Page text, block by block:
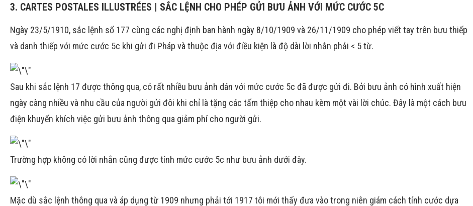
3. CARTES POSTALES ILLUSTRÉES | SẮC LỆNH CHO PHÉP GỬI BƯU ẢNH VỚI MỨC CƯỚC 5C
Ngày 23/5/1910, sắc lệnh số 177 cùng các nghị định ban hành ngày 8/10/1909 và 26/11/1909 cho phép viết tay trên bưu thiếp
và danh thiếp với mức cước 5c khi gửi đi Pháp và thuộc địa với điều kiện là độ dài lời nhắn phải < 5 từ.
Sau khi sắc lệnh 17 được thông qua, có rất nhiều bưu ảnh dán với mức cước 5c đã được gửi đi. Bởi bưu ảnh có hình xuất hiện
ngày càng nhiều và nhu cầu của người gửi đôi khi chỉ là tặng các tấm thiệp cho nhau kèm một vài lời chúc. Đây là một cách bưu
điện khuyến khích việc gửi bưu ảnh thông qua giảm phí cho người gửi.
Trường hợp không có lời nhắn cũng được tính mức cước 5c như bưu ảnh dưới đây.
Mặc dù sắc lệnh thông qua và áp dụng từ 1909 nhưng phải tới 1917 tôi mới thấy đưa vào trong niên giám cách tính cước dựa